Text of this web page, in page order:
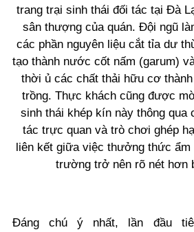
trang trại sinh thái đối tác tại Đà
sân thượng của quán. Đội ngũ
các phần nguyên liệu cắt tỉa dư
tạo thành nước cốt nấm (garum)
thời ủ các chất thải hữu cơ
trồng. Thực khách cũng được
sinh thái khép kín này thông qua
tác trực quan và trò chơi ghép
liên kết giữa việc thưởng thức ẩm
trường trở nên rõ nét hơn
Đáng chú ý nhất, lần đầu